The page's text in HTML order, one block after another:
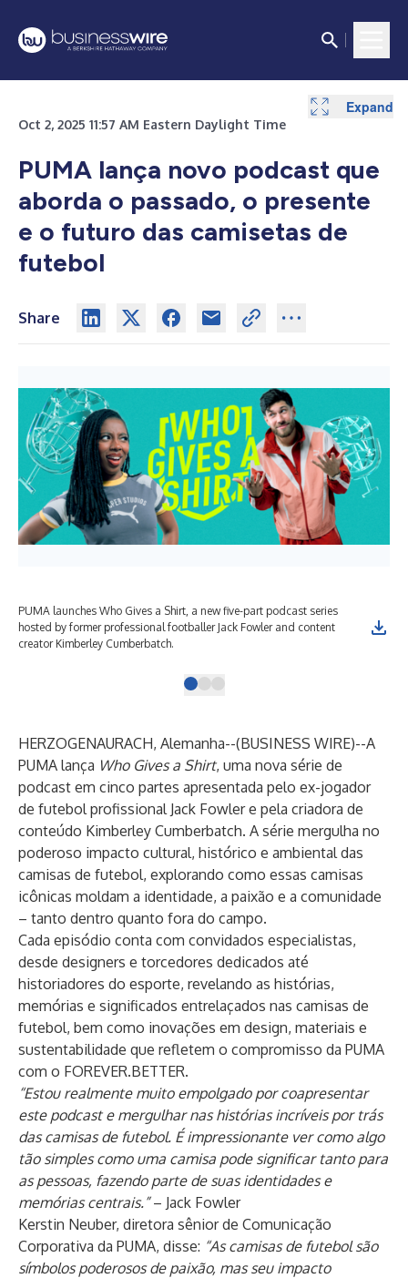
Oct 2, 2025 11:57 AM Eastern Daylight Time
PUMA lança novo podcast que
aborda o passado, o presente
e o futuro das camisetas de
futebol
Share
PUMA launches Who Gives a Shirt, a new five-part podcast series
hosted by former professional footballer Jack Fowler and content
creator Kimberley Cumberbatch.
HERZOGENAURACH, Alemanha--(BUSINESS WIRE)--A
PUMA lança Who Gives a Shirt, uma nova série de
podcast em cinco partes apresentada pelo ex-jogador
de futebol profissional Jack Fowler e pela criadora de
conteúdo Kimberley Cumberbatch. A série mergulha no
poderoso impacto cultural, histórico e ambiental das
camisas de futebol, explorando como essas camisas
icônicas moldam a identidade, a paixão e a comunidade
– tanto dentro quanto fora do campo.
Cada episódio conta com convidados especialistas,
desde designers e torcedores dedicados até
historiadores do esporte, revelando as histórias,
memórias e significados entrelaçados nas camisas de
futebol, bem como inovações em design, materiais e
sustentabilidade que refletem o compromisso da PUMA
com o FOREVER.BETTER.
“Estou realmente muito empolgado por coapresentar
este podcast e mergulhar nas histórias incríveis por trás
das camisas de futebol. É impressionante ver como algo
tão simples como uma camisa pode significar tanto para
as pessoas, fazendo parte de suas identidades e
memórias centrais.”– Jack Fowler
Kerstin Neuber, diretora sênior de Comunicação
Corporativa da PUMA, disse: “As camisas de futebol são
símbolos poderosos de paixão, mas seu impacto
Expand